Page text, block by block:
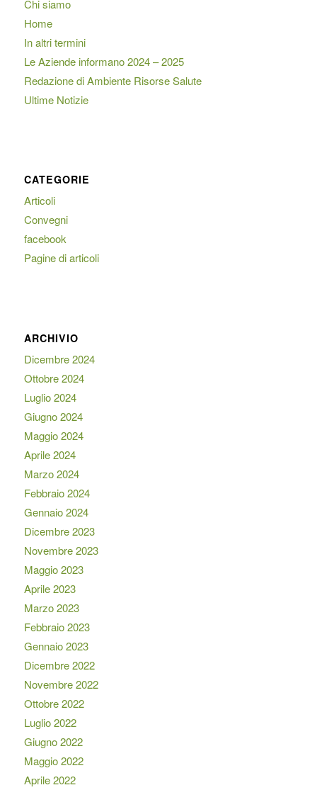
Chi siamo
Home
In altri termini
Le Aziende informano 2024 – 2025
Redazione di Ambiente Risorse Salute
Ultime Notizie
CATEGORIE
Articoli
Convegni
facebook
Pagine di articoli
ARCHIVIO
Dicembre 2024
Ottobre 2024
Luglio 2024
Giugno 2024
Maggio 2024
Aprile 2024
Marzo 2024
Febbraio 2024
Gennaio 2024
Dicembre 2023
Novembre 2023
Maggio 2023
Aprile 2023
Marzo 2023
Febbraio 2023
Gennaio 2023
Dicembre 2022
Novembre 2022
Ottobre 2022
Luglio 2022
Giugno 2022
Maggio 2022
Aprile 2022